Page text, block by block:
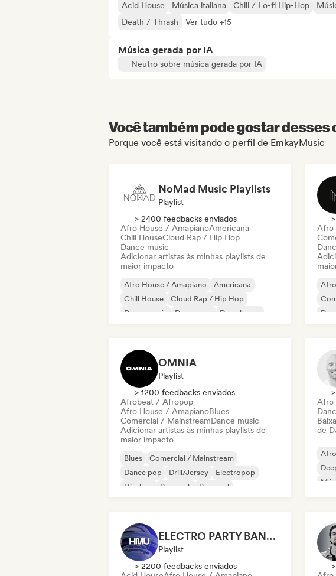
Acid House Música italiana Chill / Lo-fi Hip-Hop
Death / Thrash
Ver tudo +15
Música gerada por IA
Neutro sobre música gerada por IA
Você também pode gostar
Porque você está visitando o perfil de EmkayMusic
NoMad Music Playlists
Playlist
> 2400 feedbacks enviados
Afro House / AmapianoAmericana
Chill HouseCloud Rap / Hip Hop
Dance music
Adicionar artistas às minhas playlists de
maior impacto
Afro House / Amapiano
Americana
Chill House
Cloud Rap / Hip Hop
Dance music
Dance pop
Deep house
Afro
OMNIA
Playlist
> 1200 feedbacks enviados
Afrobeat / Afropop
Afro House / AmapianoBlues
Comercial / MainstreamDance music
Adicionar artistas às minhas playlists de
maior impacto
Blues
Comercial / Mainstream
Dance pop
Drill/Jersey
Electropop
Hip-hop
Pop rock Pop soul
Afro
de
ELECTRO PARTY BANGERS · HIT ME UP MAG
Playlist
> 2200 feedbacks enviados